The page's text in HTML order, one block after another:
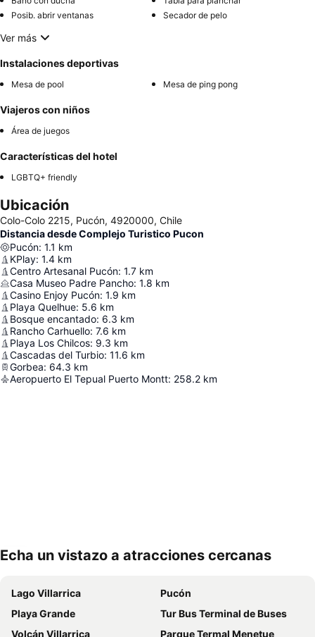
Posib. abrir ventanas
Secador de pelo
Ver más
Instalaciones deportivas
Mesa de pool Mesa de ping pong
Viajeros con niños
Área de juegos
Características del hotel
LGBTQ+ friendly
Ubicación
Colo-Colo 2215, Pucón, 4920000, Chile
Distancia desde Complejo Turistico Pucon
Pucón: 1.1 km
KPlay: 1.4 km
Centro Artesanal Pucón: 1.7 km
Casa Museo Padre Pancho: 1.8 km
Casino Enjoy Pucón: 1.9 km
Playa Quelhue: 5.6 km
Bosque encantado: 6.3 km
Rancho Carhuello: 7.6 km
Playa Los Chilcos: 9.3 km
Cascadas del Turbio: 11.6 km
Gorbea: 64.3 km
Aeropuerto El Tepual Puerto Montt: 258.2 km
Echa un vistazo a atracciones cercanas
Lago Villarrica
Pucón
Playa Grande
Tur Bus Terminal de Buses
Volcán Villarrica
Parque Termal Menetue